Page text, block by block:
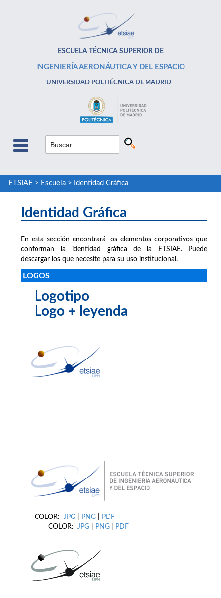
ESCUELA TÉCNICA SUPERIOR DE
INGENIERÍA AERONÁUTICA Y DEL ESPACIO
UNIVERSIDAD POLITÉCNICA DE MADRID
ETSIAE > Escuela> Identidad Gráfica
Identidad Gráfica
En esta sección encontrará los elementos corporativos que
conforman la identidad gráfica de la ETSIAE. Puede
descargar los que necesite para su uso institucional.
LOGOS
Logotipo
Logo + leyenda
COLOR: JPG PNG
PDF
COLOR: JPG PNG PDF